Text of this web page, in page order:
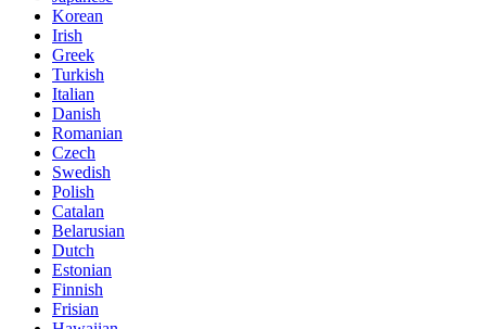
Korean
Irish
Greek
Turkish
Italian
Danish
Romanian
Czech
Swedish
Polish
Catalan
Belarusian
Dutch
Estonian
Finnish
Frisian